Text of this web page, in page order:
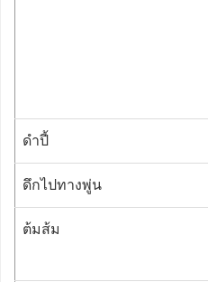
ดำปี้
ดึกไปทางพู่น
ต้มส้ม